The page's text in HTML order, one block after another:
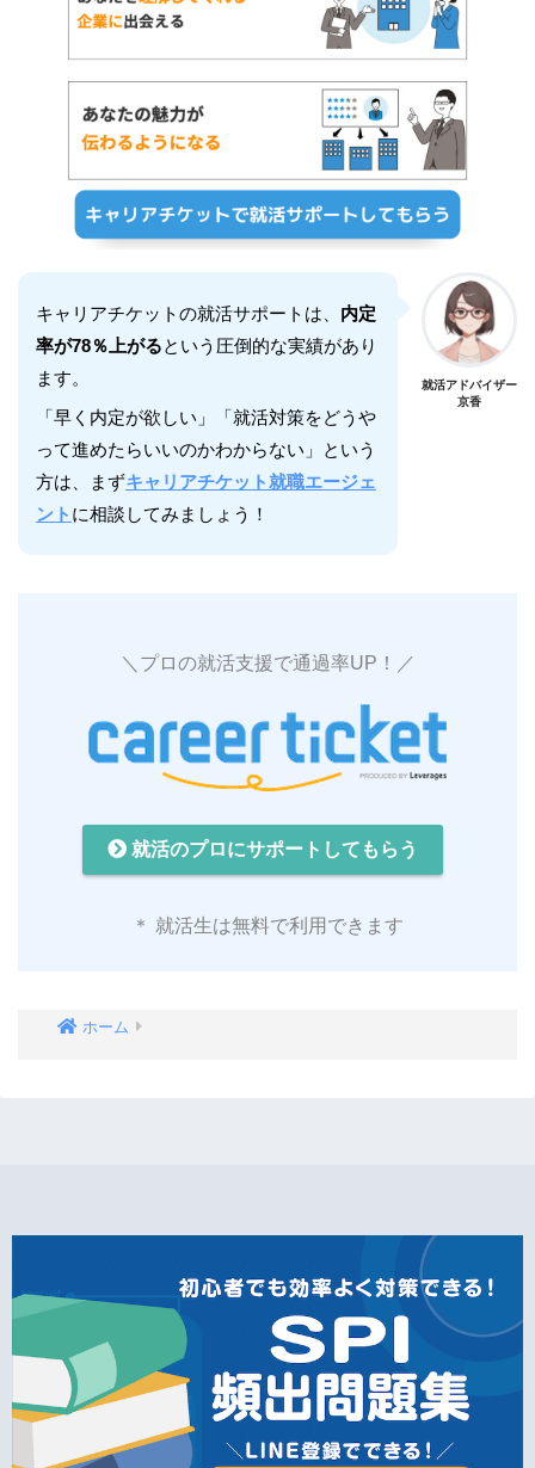
キャリアチケットの就活サポートは、 内定
率が78％上がるという圧倒的な実績があり
ます。
「早く内定が欲しい」「就活対策をどうや
って進めたらいいのかわからない」という
方は、まずキャリアチケット就職エージェ
ント に相談してみましょう！
就活アドバイザー
京香
＼プロの就活支援で通過率UP！／
就活のプロにサポートしてもらう
＊ 就活生は無料で利用できます
ホーム